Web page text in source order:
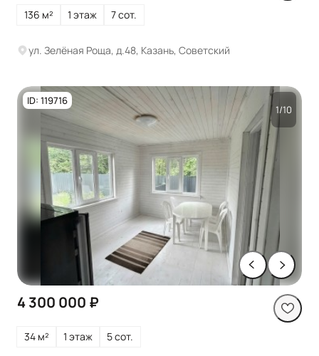
136 м² 1 этаж 7 сот.
ул. Зелёная Роща, д.48, Казань, Советский
ID: 119716
1/10
4 300 000 ₽
34 м² 1 этаж 5 сот.